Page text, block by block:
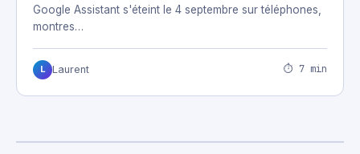
Google Assistant s'éteint le 4 septembre sur téléphones,
montres…
L Laurent ⏱ 7 min